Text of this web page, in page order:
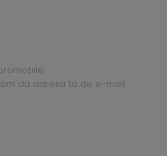
da adresa ta de e-mail